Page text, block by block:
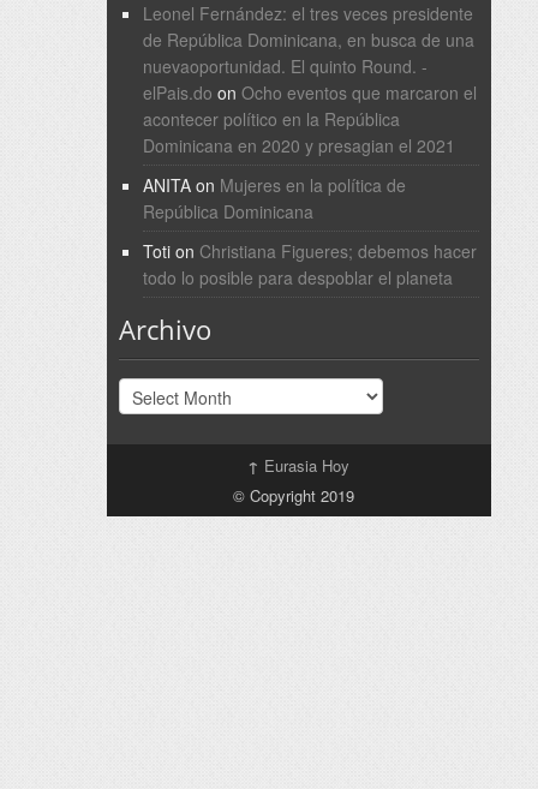
Leonel Fernández: el tres veces presidente
de República Dominicana, en busca de una
nuevaoportunidad. El quinto Round. -
elPais.do on Ocho eventos que marcaron el
acontecer político en la República
Dominicana en 2020 y presagian el 2021
ANITAon Mujeres en la política de
República Dominicana
Totion Christiana Figueres; debemos hacer
todo lo posible para despoblar el planeta
Archivo
Archivo
↑ Eurasia Hoy
© Copyright 2019